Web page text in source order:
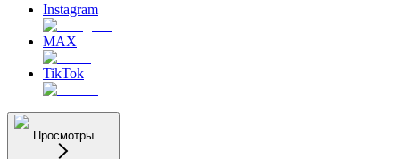
Instagram
MAX
TikTok
Просмотры